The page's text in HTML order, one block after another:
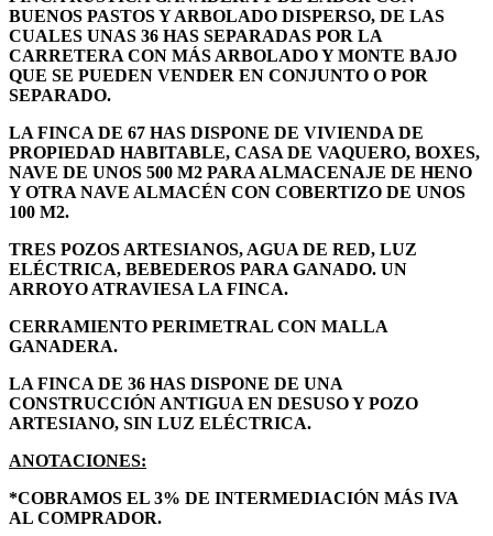
BUENOS PASTOS Y ARBOLADO DISPERSO, DE LAS
CUALES UNAS 36 HAS SEPARADAS POR LA
CARRETERA CON MÁS ARBOLADO Y MONTE BAJO
QUE SE PUEDEN VENDER EN CONJUNTO O POR
SEPARADO.
LA FINCA DE 67 HAS DISPONE DE VIVIENDA DE
PROPIEDAD HABITABLE, CASA DE VAQUERO, BOXES,
NAVE DE UNOS 500 M2 PARA ALMACENAJE DE HENO
Y OTRA NAVE ALMACÉN CON COBERTIZO DE UNOS
100 M2.
TRES POZOS ARTESIANOS, AGUA DE RED, LUZ
ELÉCTRICA, BEBEDEROS PARA GANADO. UN
ARROYO ATRAVIESA LA FINCA.
CERRAMIENTO PERIMETRAL CON MALLA
GANADERA.
LA FINCA DE 36 HAS DISPONE DE UNA
CONSTRUCCIÓN ANTIGUA EN DESUSO Y POZO
ARTESIANO, SIN LUZ ELÉCTRICA.
ANOTACIONES:
*COBRAMOS EL 3% DE INTERMEDIACIÓN MÁS IVA
AL COMPRADOR.